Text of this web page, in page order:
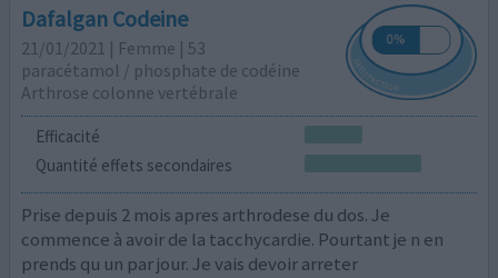
Dafalgan Codeine
21/01/2021 | Femme | 53
paracétamol / phosphate de codéine
Arthrose colonne vertébrale
Efficacité
Quantité effets secondaires
Prise depuis 2 mois apres arthrodese du dos. Je
commence à avoir de la tacchycardie. Pourtant je n en
prends qu un par jour. Je vais devoir arreter